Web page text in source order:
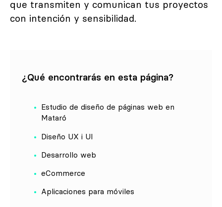
que transmiten y comunican tus proyectos
con intención y sensibilidad.
¿Qué encontrarás en esta página?
Estudio de diseño de páginas web en
Mataró
Diseño UX i UI
Desarrollo web
eCommerce
Aplicaciones para móviles